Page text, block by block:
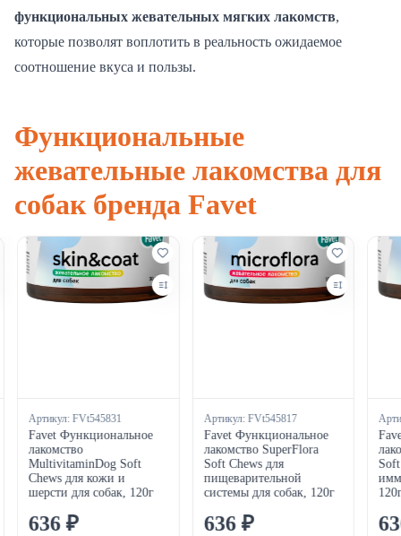
функциональных жевательных мягких лакомств,
которые позволят воплотить в реальность ожидаемое
соотношение вкуса и пользы.
Функциональные
жевательные лакомства для
собак бренда Favet
Артикул:FVt545831
Favet Функциональное
лакомство
MultivitaminDog Soft
Chews для кожи и
шерсти для собак, 120г
636 ₽
Артикул:FVt545817
Favet Функциональное
лакомство SuperFlora
Soft Chews для
пищеварительной
системы для собак, 120г
636 ₽
Soft
120г